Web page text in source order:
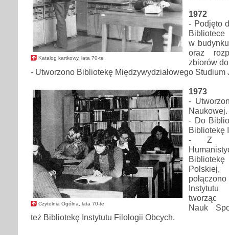
Katalog kartkowy, lata 70-te
1972
- Podjęto
Bibliotece
w
oraz
zbiorów
- Utworzono Bibliotekę Międzywydziałowego Studium
Czytelnia Ogólna, lata 70-te
1973
-
Naukowej.
- Do
Bibliotekę
- Z
Instytutu
tworząc
Nauk
też Bibliotekę Instytutu Filologii Obcych.